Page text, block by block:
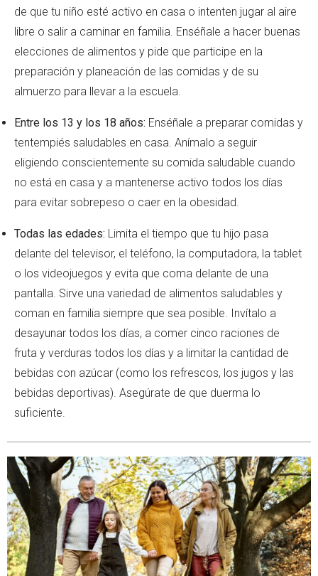
de que tu niño esté activo en casa o intenten jugar al aire
libre o salir a caminar en familia. Enséñale a hacer buenas
elecciones de alimentos y pide que participe en la
preparación y planeación de las comidas y de su
almuerzo para llevar a la escuela.
Entre los 13 y los 18 años: Enséñale a preparar comidas y
tentempiés saludables en casa. Anímalo a seguir
eligiendo conscientemente su comida saludable cuando
no está en casa y a mantenerse activo todos los días
para evitar sobrepeso o caer en la obesidad.
Todas las edades: Limita el tiempo que tu hijo pasa
delante del televisor, el teléfono, la computadora, la tablet
o los videojuegos y evita que coma delante de una
pantalla. Sirve una variedad de alimentos saludables y
coman en familia siempre que sea posible. Invítalo a
desayunar todos los días, a comer cinco raciones de
fruta y verduras todos los días y a limitar la cantidad de
bebidas con azúcar (como los refrescos, los jugos y las
bebidas deportivas). Asegúrate de que duerma lo
suficiente.